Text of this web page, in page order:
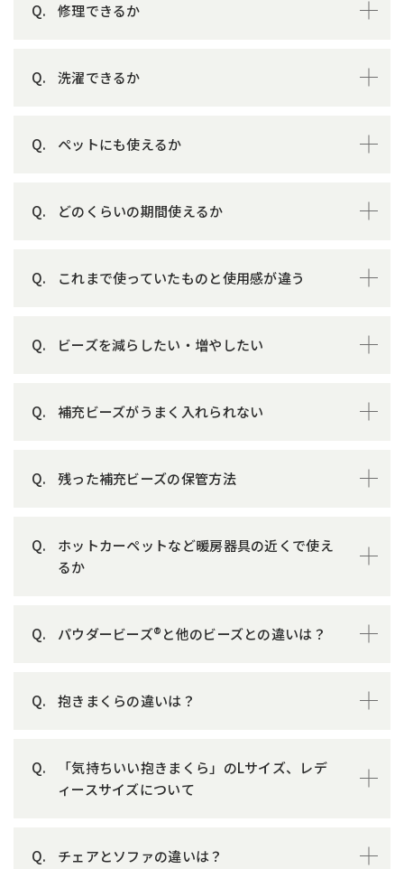
修理できるか
洗濯できるか
ペットにも使えるか
どのくらいの期間使えるか
これまで使っていたものと使用感が違う
ビーズを減らしたい・増やしたい
補充ビーズがうまく入れられない
残った補充ビーズの保管方法
ホットカーペットなど暖房器具の近くで使え
るか
パウダービーズ®と他のビーズとの違いは？
抱きまくらの違いは？
「気持ちいい抱きまくら」のLサイズ、レデ
ィースサイズについて
チェアとソファの違いは？